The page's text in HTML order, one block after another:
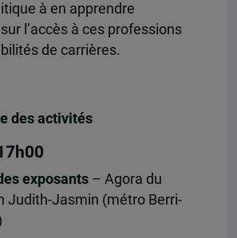
à en apprendre
l’accès à ces professions
de carrières.
des activités
exposants – Agora du
Judith-Jasmin (métro Berri-